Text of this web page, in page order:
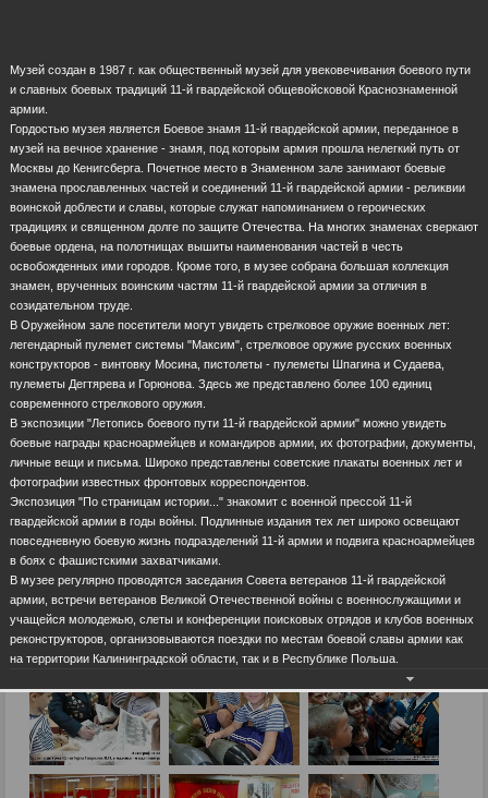
Музей создан в 1987 г. как общественный музей для увековечивания боевого пути
и славных боевых традиций 11-й гвардейской общевойсковой Краснознаменной
армии.
Гордостью музея является Боевое знамя 11-й гвардейской армии, переданное в
музей на вечное хранение - знамя, под которым армия прошла нелегкий путь от
Москвы до Кенигсберга. Почетное место в Знаменном зале занимают боевые
знамена прославленных частей и соединений 11-й гвардейской армии - реликвии
воинской доблести и славы, которые служат напоминанием о героических
традициях и священном долге по защите Отечества. На многих знаменах сверкают
боевые ордена, на полотнищах вышиты наименования частей в честь
освобожденных ими городов. Кроме того, в музее собрана большая коллекция
знамен, врученных воинским частям 11-й гвардейской армии за отличия в
созидательном труде.
В Оружейном зале посетители могут увидеть стрелковое оружие военных лет:
легендарный пулемет системы "Максим", стрелковое оружие русских военных
конструкторов - винтовку Мосина, пистолеты - пулеметы Шпагина и Судаева,
пулеметы Дегтярева и Горюнова. Здесь же представлено более 100 единиц
современного стрелкового оружия.
В экспозиции "Летопись боевого пути 11-й гвардейской армии" можно увидеть
боевые награды красноармейцев и командиров армии, их фотографии, документы,
личные вещи и письма. Широко представлены советские плакаты военных лет и
фотографии известных фронтовых корреспондентов.
Экспозиция "По страницам истории..." знакомит с военной прессой 11-й
гвардейской армии в годы войны. Подлинные издания тех лет широко освещают
повседневную боевую жизнь подразделений 11-й армии и подвига красноармейцев
в боях с фашистскими захватчиками.
В музее регулярно проводятся заседания Совета ветеранов 11-й гвардейской
армии, встречи ветеранов Великой Отечественной войны с военнослужащими и
учащейся молодежью, слеты и конференции поисковых отрядов и клубов военных
реконструкторов, организовываются поездки по местам боевой славы армии как
на территории Калининградской области, так и в Республике Польша.